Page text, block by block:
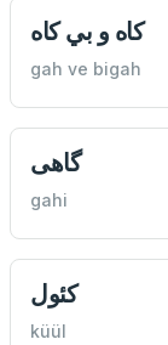
كاه و بي كاه
gah ve bigah
گاهى
gahi
كئول
küül